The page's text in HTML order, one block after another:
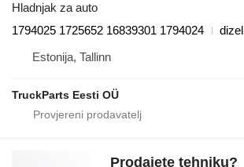
Hladnjak za auto
1794025 1725652 16839301 1794024
dizel
Estonija, Tallinn
TruckParts Eesti OÜ
Prodajete tehniku?